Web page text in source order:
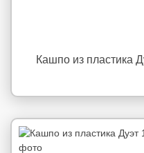
Кашпо из пластика